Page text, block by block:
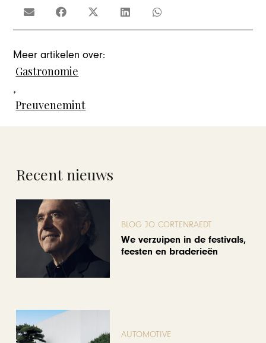
Meer artikelen over:
Gastronomie
,
Preuvenemint
Recent nieuws
BLOG JO CORTENRAEDT
We verzuipen in de festivals,
feesten en braderieën
AUTOMOTIVE